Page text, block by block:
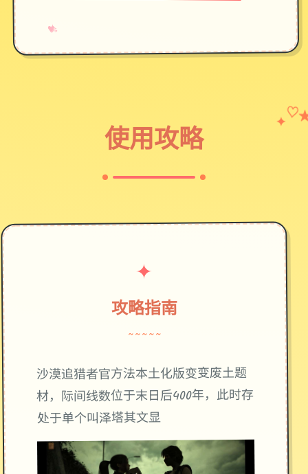
♥
✧
→
使用攻略
✦ ♡
✦
攻略指南
~~~~~
沙漠追猎者官方法本土化版变变废土题
材，际间线数位于末日后400年，此时存
处于单个叫泽塔其文显